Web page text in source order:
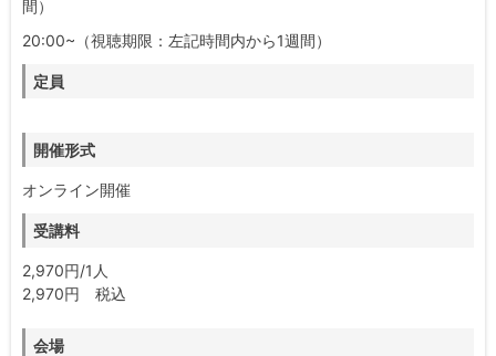
間）
20:00~（視聴期限：左記時間内から1週間）
定員
開催形式
オンライン開催
受講料
2,970円/1人
2,970円 税込
会場